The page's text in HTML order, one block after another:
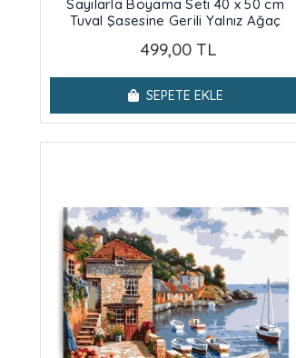
Sayılarla Boyama Seti 40 x 50 cm
Tuval Şasesine Gerili Yalnız Ağaç
499,00 TL
SEPETE EKLE